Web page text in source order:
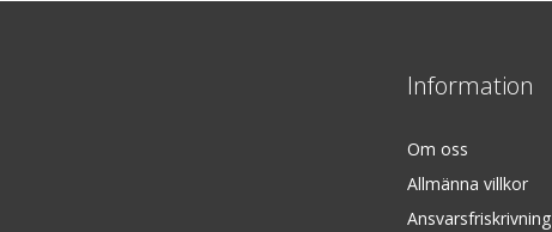
Information
Om oss
Allmänna villkor
Ansvarsfriskrivning